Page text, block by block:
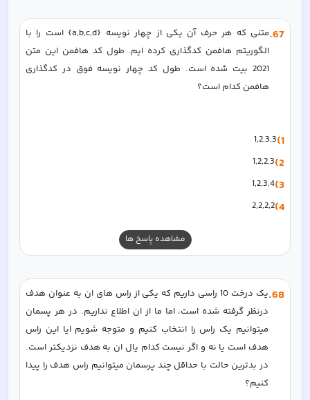
67
.
هافمن کدام است؟
1)
1,2,3,3
2)
1,2,2,3
3)
1,2,3,4
4)
2,2,2,2
مشاهده پاسخ ها
68
.
کنیم؟